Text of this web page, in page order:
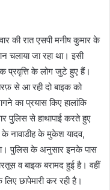
की रात एसपी मनीष कुमार के
चलाया जा रहा था। इसी
प्रवृत्ति के लोग जुटे हुए हैं।
से आ रही दो बाइक को
का प्रयास किए हालांकि
पुलिस से हाथापाई करते हुए
के नावाडीह के मुकेश यादव,
पुलिस के अनुसार इनके पास
व बाइक बरामद हुई है। वहीं
छापेमारी कर रही है।